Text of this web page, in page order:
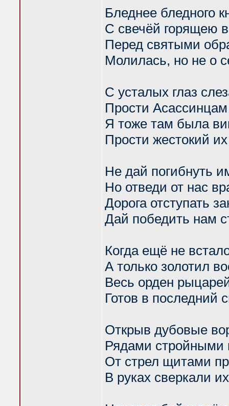
Бледнее бледного
С свечёй горящею
Перед святыми
Молилась, но не о
С усталых глаз
Прости Асассинцам
Я тоже там была
Прости жестокий
Не дай погибнуть
Но отведи от нас
Дорога отступать
Дай победить нам
Когда ещё не
А только золотил
Весь орден
Готов в последний
Открыв дубовые
Рядами
От стрел щитами
В руках сверкали